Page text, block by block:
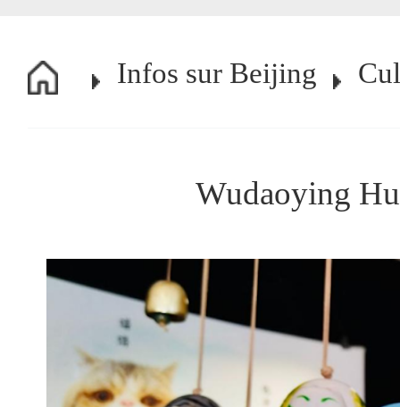
Infos sur Beijing
Wudaoying